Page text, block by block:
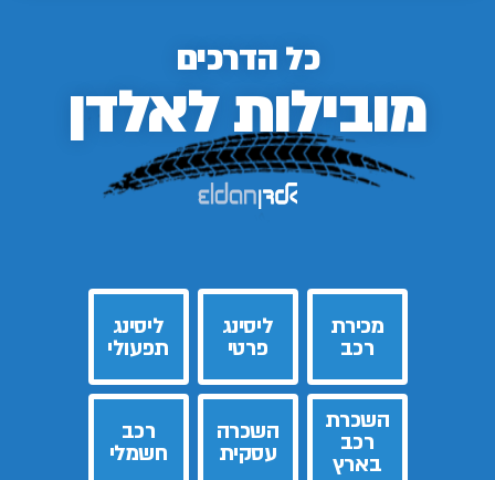
כל הדרכים
מובילות לאלדן
מכירת
רכב
ליסינג
פרטי
ליסינג
תפעולי
השכרת
רכב
בארץ
השכרה
עסקית
רכב
חשמלי